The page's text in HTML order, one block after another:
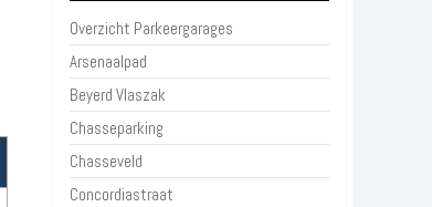
Overzicht Parkeergarages
Arsenaalpad
Beyerd Vlaszak
Chasseparking
Chasseveld
Concordiastraat